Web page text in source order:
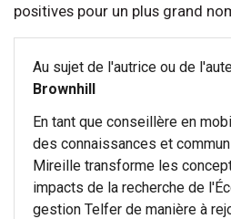
positives pour un plus grand
Au sujet de l'autrice ou de
Brownhill
En tant que conseillère en
des connaissances et
Mireille transforme les
impacts de la recherche de
gestion Telfer de manière à